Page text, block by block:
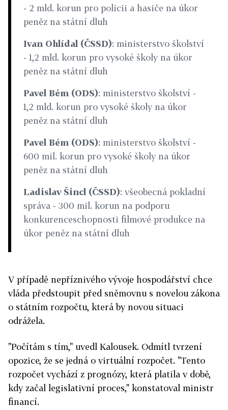
- 2 mld. korun pro policii a hasiče na úkor
peněz na státní dluh
Ivan Ohlídal (ČSSD): ministerstvo školství
- 1,2 mld. korun pro vysoké školy na úkor
peněz na státní dluh
Pavel Bém (ODS): ministerstvo školství -
1,2 mld. korun pro vysoké školy na úkor
peněz na státní dluh
Pavel Bém (ODS): ministerstvo školství -
600 mil. korun pro vysoké školy na úkor
peněz na státní dluh
Ladislav Šincl (ČSSD): všeobecná pokladní
správa - 300 mil. korun na podporu
konkurenceschopnosti filmové produkce na
úkor peněz na státní dluh
V případě nepříznivého vývoje hospodářství chce
vláda předstoupit před sněmovnu s novelou zákona
o státním rozpočtu, která by novou situaci
odrážela.
"Počítám s tím," uvedl Kalousek. Odmítl tvrzení
opozice, že se jedná o virtuální rozpočet. "Tento
rozpočet vychází z prognózy, která platila v době,
kdy začal legislativní proces," konstatoval ministr
financí.